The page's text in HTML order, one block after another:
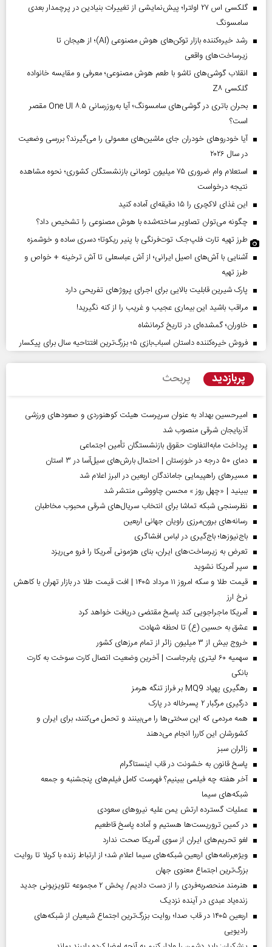
گلکسی اس ۲۷ اولترا؛ پیش‌نمایشی از تغییرات بنیادین در پرچمدار بعدی
سامسونگ
رشد خیره‌کننده بازار توکن‌های هوش مصنوعی (AI)؛ از هیجان تا
زیرساخت‌های واقعی
انقلاب گوشی‌های تاشو‌ با طعم هوش مصنوعی؛ معرفی و مقایسه خانواده
گلکسی Z۸
بحران باتری در گوشی‌های سامسونگ؛ آیا به‌روزرسانی One UI ۸.۵ مقصر
است؟
آیا خودروهای خودران جای ماشین‌های معمولی را می‌گیرند؟ بررسی وضعیت
در سال ۲۰۲۶
استعلام وام ضروری ۷۵ میلیون تومانی بازنشستگان کشوری؛ نحوه مشاهده
نتیجه درخواست
این غذای لاکچری را ۱۵ دقیقه‌ای آماده کنید
چگونه می‌توان تصاویر ساخته‌شده با هوش مصنوعی را تشخیص داد؟
طرز تهیه تارت فلپ‌جک توت‌فرنگی با پنیر ریکوتا؛ دسری ساده و خوشمزه
آشنایی با آش‌های اصیل ایرانی؛ از آش عباسعلی تا آش ترخینه + خواص و
طرز تهیه
پارک شیرین قابلیت‌ بالایی برای اجرای پروژهای تفریحی دارد
مراقب باشید این بیماری عجیب و غریب را از کنه نگیرید!
خاوران؛ گمشده‌ای در تاریخ کرمانشاه
فروش خیره‌کننده داستان اسباب‌بازی ۵؛ بزرگ‌ترین افتتاحیه سال برای پیکسار
پربازدید پربحث
امیرحسین بهداد به عنوان سرپرست هیئت کوهنوردی و صعودهای ورزشی
آذربایجان شرقی منصوب شد
پرداخت مابه‌التفاوت حقوق بازنشستگان تأمین اجتماعی
دمای ۵۰ درجه در خوزستان | احتمال بارش‌های سیل‌آسا در ۳ استان
مسیر‌های راهپیمایی جاماندگان اربعین در البرز اعلام شد
ببینید | «چهل روز » محسن چاووشی منتشر شد
نظرسنجی شبکه تماشا برای انتخاب سریال‌های شرقی محبوب مخاطبان
رسانه‌های برون‌مرزی راویان جهانی اربعین
باج‌نیوزها؛ باج‌گیری در لباس افشاگری
تعرض به زیرساخت‌های ایران، بنای هژمونی آمریکا را فرو می‌ریزد
سپر آمریکا نشوید
قیمت طلا و سکه امروز ۱۱ مرداد ۱۴۰۵ | افت قیمت طلا در بازار تهران با کاهش
نرخ ارز
آمریکا ماجراجویی کند پاسخ مقتضی دریافت خواهد کرد
عشق به حسین (ع) تا لحظه شهادت
خروج بیش از ۳ میلیون زائر از تمام مرز‌های کشور
سهمیه ۶۰ لیتری پابرجاست | آخرین وضعیت اتصال کارت سوخت به کارت
بانکی
رهگیری پهپاد MQ9 بر فراز تنگه هرمز
درگیری مرگبار ۲ پسرخاله در پارک
همه مردمی که این سختی‌ها را می‌بینند و تحمل می‌کنند، برای ایران و
کشورشان این کاررا انجام می‌دهند
‌زائران سبز
پاسخ قانون به خشونت در قاب اینستاگرام
آخر هفته چه فیلمی ببینیم؟ فهرست کامل فیلم‌های پنجشنبه و جمعه
شبکه‌های سیما
عملیات گسترده ارتش یمن علیه نیروهای سعودی
در کمین تروریست‌ها هستیم و آماده پاسخ قاطعیم
لغو تحریم‌های ایران از سوی آمریکا صحت ندارد
ویژه‌برنامه‌های اربعین شبکه‌های سیما اعلام شد؛ از ارتباط زنده با کربلا تا روایت
بزرگ‌ترین اجتماع معنوی جهان
هنرمند منحصر‌به‌فردی را از دست دادیم/ پخش ۲ مجموعه تلویزیونی جدید
زنده‌یاد عبدی در آینده نزدیک
اربعین ۱۴۰۵ در قاب صدا؛ روایت بزرگ‌ترین اجتماع شیعیان از شبکه‌های
رادیویی